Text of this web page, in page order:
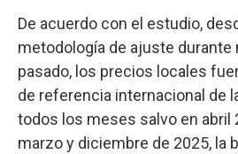
De acuerdo con el estudio,
metodología de ajuste durante
pasado, los precios locales
de referencia internacional de
todos los meses salvo en abril
marzo y diciembre de 2025, la